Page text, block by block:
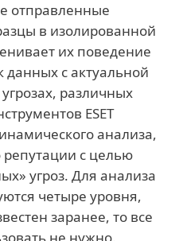
отправленные
в изолированной
их поведение
данных с актуальной
различных
ESET
анализа,
с целью
угроз. Для анализа
четыре уровня,
заранее, то все